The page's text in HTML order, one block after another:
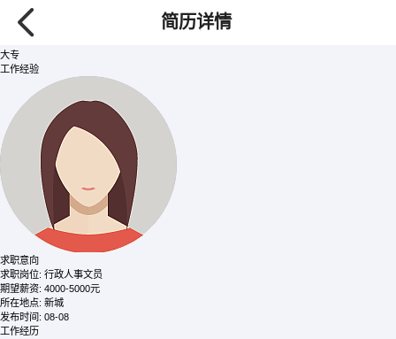
简历详情
/ 女士
****
大专
工作经验
求职意向
求职岗位: 行政人事文员
期望薪资: 4000-5000元
所在地点: 新城
发布时间: 08-08
工作经历